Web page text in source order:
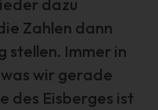
dazu
Zahlen dann
stellen. Immer in
wir gerade
des Eisberges ist
Mitgliedstaaten
Daten erhalten,
Person,